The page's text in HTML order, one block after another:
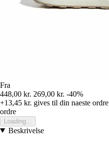
Fra
448,00 kr. 269,00 kr. -40%
+13,45 kr. gives til din naeste ordre
ordre
Loading...
Beskrivelse